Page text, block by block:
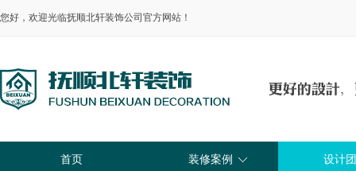
您好，欢迎光临抚顺北轩装饰公司官方网站！
首页 装修案例 设计